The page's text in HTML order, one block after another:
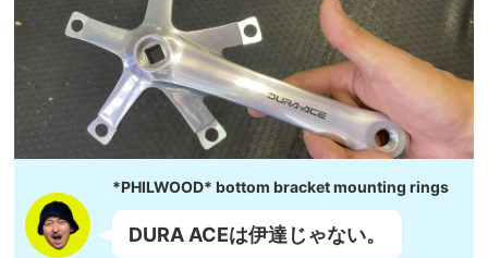
*PHILWOOD* bottom bracket mounting rings
DURA ACEは伊達じゃない。